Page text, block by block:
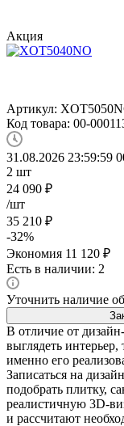
Акция
Артикул:
Код товара: 00-
31.08.2026 23:59:59 0
2 шт
24 090 ₽
/шт
35 210 ₽
-32%
Экономия 11 120 ₽
Есть в наличии: 2
Уточнить наличие
В отличие от
выглядеть интерьер,
именно его
Записаться на
подобрать плитку,
реалистичную 3D-
и рассчитают